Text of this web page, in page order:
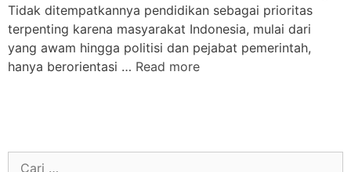
Tidak ditempatkannya pendidikan sebagai prioritas
terpenting karena masyarakat Indonesia, mulai dari
yang awam hingga politisi dan pejabat pemerintah,
hanya berorientasi … Read more